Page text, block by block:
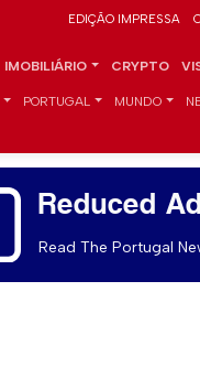
EDIÇÃO IMPRESSA
IMOBILIÁRIO CRYPTO
PORTUGAL MUNDO
Reduced
Read The Portugal